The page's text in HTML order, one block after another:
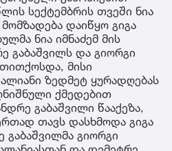
სექტემბრის თვეში ნია
მომზადება დაიწყო გიგა
ნია იმნაძემ მის
გაბაშვილს და გიორგი
მისი
ზედმეტ ყურადღებას
ქმედებით
გაბაშვილი წააქეზა,
თავს დასხმოდა გიგა
გაბაშვილმა გიორგი